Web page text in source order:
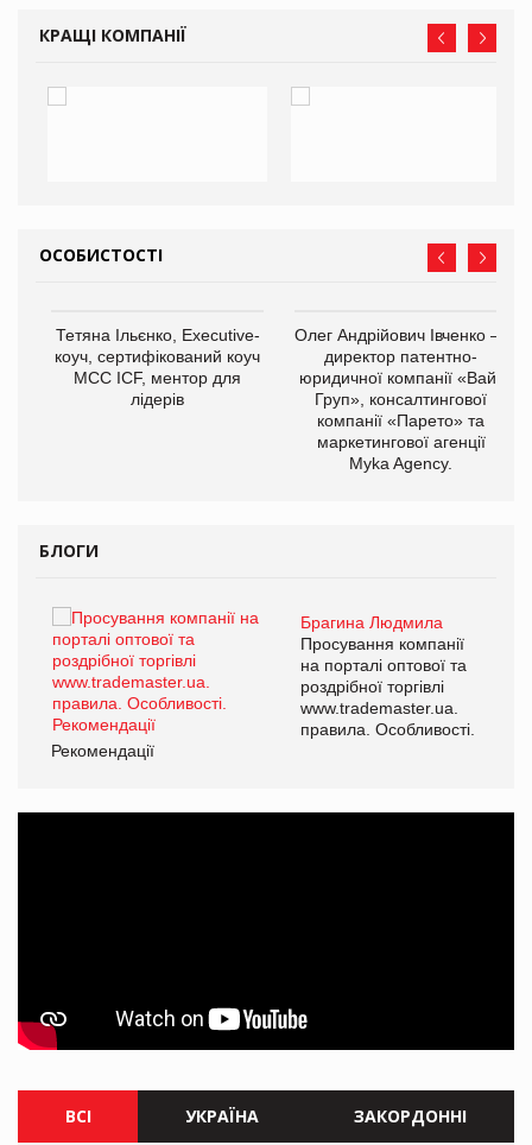
КРАЩІ КОМПАНІЇ
ОСОБИСТОСТІ
Тетяна Ільєнко, Executive-
коуч, сертифікований коуч
МСС ICF, ментор для
лідерів
Олег Андрійович Івченко —
директор патентно-
юридичної компанії «Вайз
Груп», консалтингової
компанії «Парето» та
маркетингової агенції
Myka Agency.
БЛОГИ
Брагина Людмила
Просування компанії
на порталі оптової та
роздрібної торгівлі
www.trademaster.ua.
правила. Особливості.
Рекомендації
ВСІ УКРАЇНА ЗАКОРДОННІ